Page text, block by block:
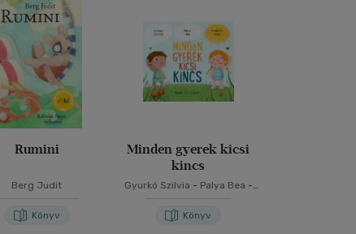
Rumini
Berg Judit
Könyv
Minden gyerek kicsi
kincs
Gyurkó Szilvia - Palya Bea -
Könyv